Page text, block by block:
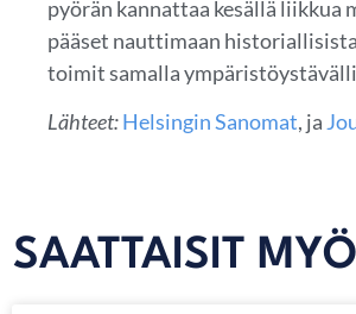
pyörän kannattaa kesällä liikkua
pääset nauttimaan
toimit samalla
Lähteet:Helsingin Sanomat, ja
SAATTAISIT